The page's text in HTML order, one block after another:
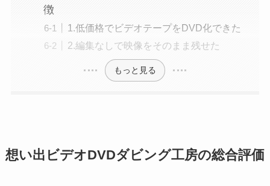
徴
1.低価格でビデオテープをDVD化できた
2.編集なしで映像をそのまま残せた
もっと見る
想い出ビデオDVDダビング工房の総合評価